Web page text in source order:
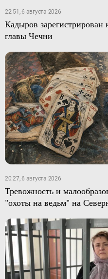
22:51, 6 августа 2026
Кадыров
главы Чечни
20:27, 6 августа 2026
Тревожность и
"охоты на ведьм" на